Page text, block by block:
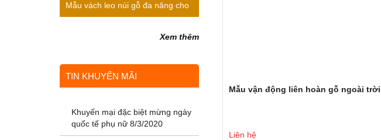
Mẫu vận động liên hoàn gỗ ngoài trời
Liên hệ
Mẫu vách leo núi gỗ đa năng cho
Xem thêm
TIN KHUYẾN MÃI
Khuyến mại đặc biệt mừng ngày
quốc tế phụ nữ 8/3/2020